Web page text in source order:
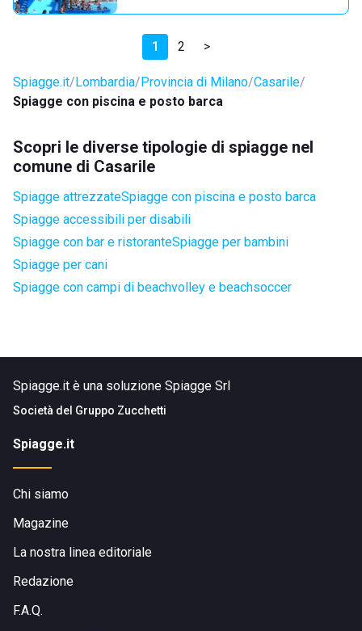
1 2 >
Spiagge.it Lombardia Provincia di Milano Casarile
Spiagge con piscina e posto barca
Scopri le diverse tipologie di spiagge nel
comune di Casarile
Spiagge attrezzateSpiagge con piscina e posto barca
Spiagge accessibili per disabili
Spiagge con bar e ristoranteSpiagge per bambini
Spiagge per cani
Spiagge con campi di beachvolley e beachsoccer
Spiagge.it è una soluzione Spiagge Srl
Società del Gruppo Zucchetti
Spiagge.it
Chi siamo
Magazine
La nostra linea editoriale
Redazione
F.A.Q.